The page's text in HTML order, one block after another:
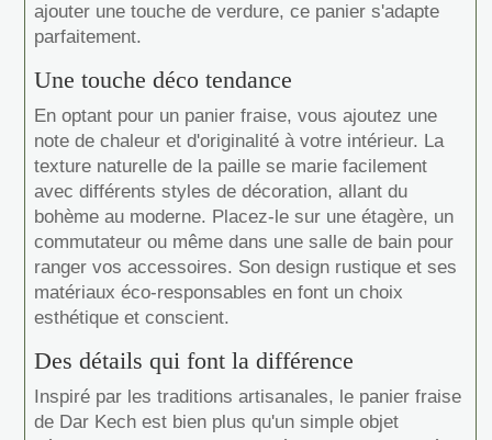
ajouter une touche de verdure, ce panier s'adapte
parfaitement.
Une touche déco tendance
En optant pour un panier fraise, vous ajoutez une
note de chaleur et d'originalité à votre intérieur. La
texture naturelle de la paille se marie facilement
avec différents styles de décoration, allant du
bohème au moderne. Placez-le sur une étagère, un
commutateur ou même dans une salle de bain pour
ranger vos accessoires. Son design rustique et ses
matériaux éco-responsables en font un choix
esthétique et conscient.
Des détails qui font la différence
Inspiré par les traditions artisanales, le panier fraise
de Dar Kech est bien plus qu'un simple objet